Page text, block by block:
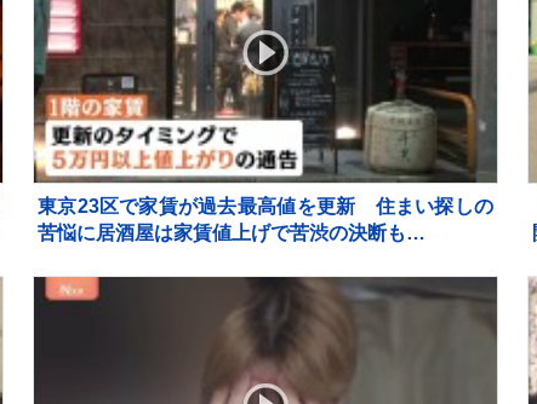
東京23区で家賃が過去最高値を更新 住まい探しの
苦悩に居酒屋は家賃値上げで苦渋の決断も…